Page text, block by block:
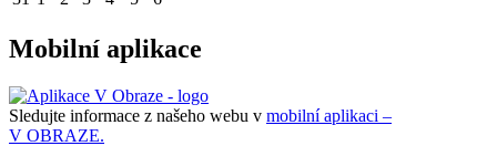
Mobilní aplikace
Sledujte informace z našeho webu v mobilní aplikaci –
V OBRAZE.